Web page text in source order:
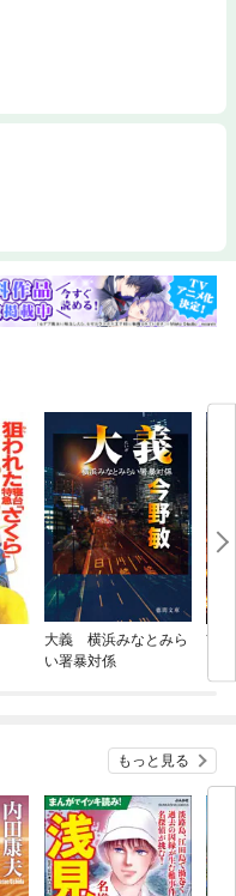
大義 横浜みなとみら
い署暴対係
首
もっと見る